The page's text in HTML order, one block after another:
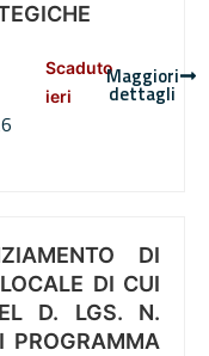
Scaduto
ieri
Maggiori
dettagli
DI
DI CUI
D. LGS. N.
PROGRAMMA